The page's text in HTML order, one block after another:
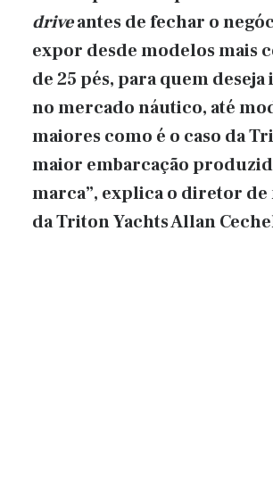
driveantes de fechar o
expor desde modelos mais
de 25 pés, para quem deseja
no mercado náutico, até
maiores como é o caso da
maior embarcação
marca”, explica o diretor
da Triton Yachts Allan